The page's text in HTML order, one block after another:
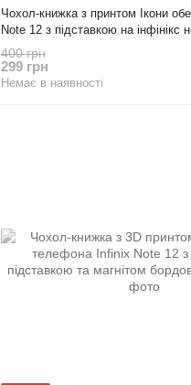
Чохол-книжка з принтом Ікони
Note 12 з підставкою на інфінікс
400 грн
299 грн
Немає в наявності